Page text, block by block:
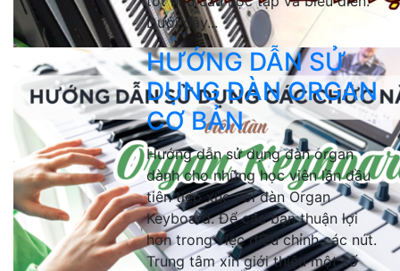
Dưới đây...
HƯỚNG DẪN SỬ
DỤNG ĐÀN ORGAN
CƠ BẢN
Hướng dẫn sử dụng đàn organ
dành cho những học viên lần đầu
tiên tiếp xúc với đàn Organ
Keyboard. Để các bạn thuận lợi
hơn trong việc điều chỉnh các nút.
Trung tâm xin giới thiệu một số